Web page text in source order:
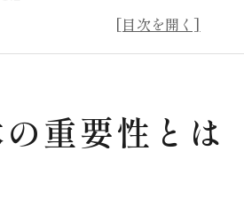
安全な暮らしを築く土木工事の
地域住民に寄り添う土木の取
佐賀県杵島郡白石町における道路工
道路工事の流れと土木基礎知識
重要性とは